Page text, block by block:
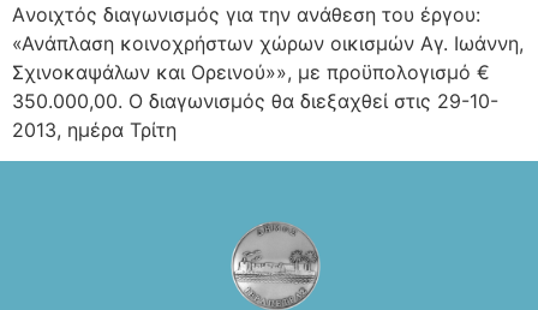
Aνοιχτός διαγωνισμός για την ανάθεση του έργου:
«Ανάπλαση κοινοχρήστων χώρων οικισμών Αγ. Ιωάννη,
Σχινοκαψάλων και Ορεινού»», με προϋπολογισμό €
350.000,00. Ο διαγωνισμός θα διεξαχθεί στις 29-10-
2013, ημέρα Τρίτη